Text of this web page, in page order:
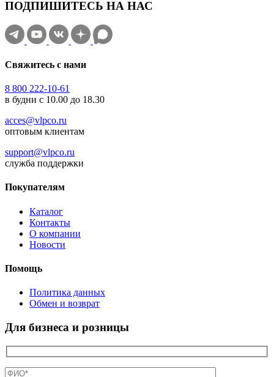
ПОДПИШИТЕСЬ НА НАС
Свяжитесь с нами
8 800 222-10-61
в будни с 10.00 до 18.30
acces@vlpco.ru
оптовым клиентам
support@vlpco.ru
служба поддержки
Покупателям
Каталог
Контакты
О компании
Новости
Помощь
Политика данных
Обмен и возврат
Для бизнеса и розницы